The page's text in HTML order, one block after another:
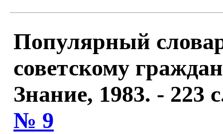
Популярный
советскому
Знание, 1983. - 223
№ 9